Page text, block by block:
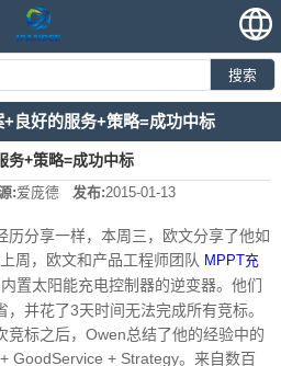
搜索
良好的服务+策略=成功中标
务+策略=成功中标
:爱庞德 发布:2015-01-13
历分享一样，本周三，欧文分享了他如
周，欧文和产品工程师团队 MPPT充
置太阳能充电控制器的逆变器。他们
并花了3天时间无法完成所有竞标。
竞标之后，Owen总结了他的经验中的
GoodService + Strategy。来自数百